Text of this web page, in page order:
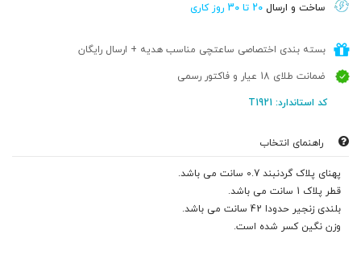
ساخت و ارسال 20 تا 30 روز کاری
بسته بندی اختصاصی ساعتچی مناسب هدیه + ارسال رایگان
ضمانت طلای 18 عیار و فاکتور رسمی
کد استاندارد: T1921
راهنمای انتخاب
پهنای پلاک گردنبند 0.7 سانت می باشد.
قطر پلاک 1 سانت می باشد.
بلندی زنجیر حدودا 42 سانت می باشد.
وزن نگین کسر شده است.